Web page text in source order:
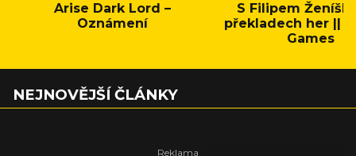
Arise Dark Lord –
Oznámení
S Filipem
překladech her ||
Games
NEJNOVĚJŠÍ ČLÁNKY